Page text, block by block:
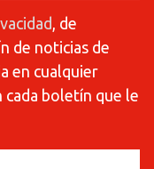
, de
de noticias de
en cualquier
boletín que le